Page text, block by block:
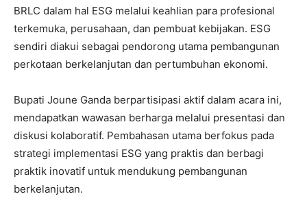
BRLC dalam hal ESG melalui keahlian para profesional
terkemuka, perusahaan, dan pembuat kebijakan. ESG
sendiri diakui sebagai pendorong utama pembangunan
perkotaan berkelanjutan dan pertumbuhan ekonomi.
Bupati Joune Ganda berpartisipasi aktif dalam acara ini,
mendapatkan wawasan berharga melalui presentasi dan
diskusi kolaboratif. Pembahasan utama berfokus pada
strategi implementasi ESG yang praktis dan berbagi
praktik inovatif untuk mendukung pembangunan
berkelanjutan.